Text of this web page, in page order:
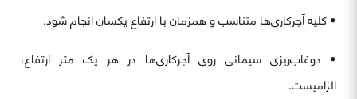
• کلیه آجرکاری‌ها متناسب و همزمان با ارتفاع یکسان انجام شود.
• دوغاب‌ریزی سیمانی روی آجرکاری‌ها در هر یک متر ارتفاع،
الزامیست.